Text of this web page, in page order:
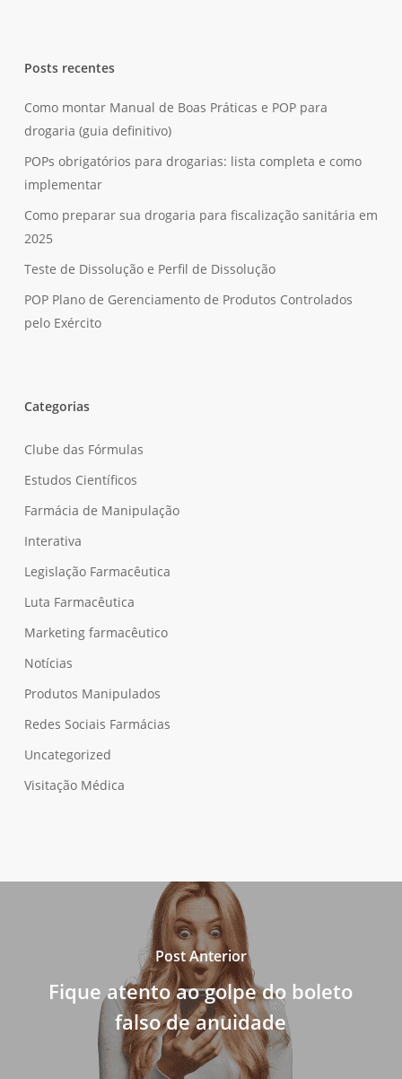
Posts recentes
Como montar Manual de Boas Práticas e POP para
drogaria (guia definitivo)
POPs obrigatórios para drogarias: lista completa e como
implementar
Como preparar sua drogaria para fiscalização sanitária em
2025
Teste de Dissolução e Perfil de Dissolução
POP Plano de Gerenciamento de Produtos Controlados
pelo Exército
Categorias
Clube das Fórmulas
Estudos Científicos
Farmácia de Manipulação
Interativa
Legislação Farmacêutica
Luta Farmacêutica
Marketing farmacêutico
Notícias
Produtos Manipulados
Redes Sociais Farmácias
Uncategorized
Visitação Médica
Post Anterior
Fique atento ao golpe do boleto
falso de anuidade